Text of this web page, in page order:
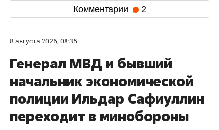
Комментарии 2
8 августа 2026, 08:35
Генерал МВД и бывший
начальник экономической
полиции Ильдар Сафиуллин
переходит в минобороны